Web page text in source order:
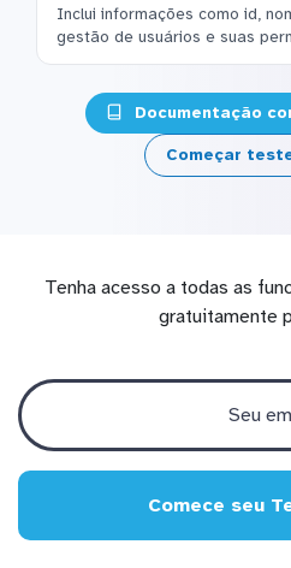
Inclui informações como id,
gestão de usuários e suas
Documentação
Começar
Tenha acesso a todas as
gratuitamente
Comece seu